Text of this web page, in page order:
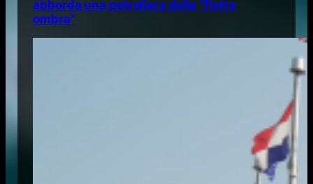
abborda una petroliera della “flotta
ombra”